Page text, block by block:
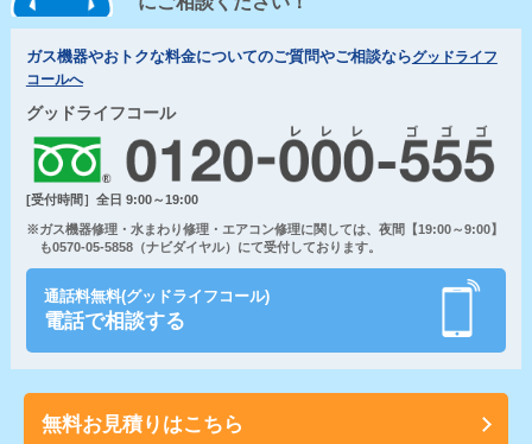
ガス機器やおトクな料金についてのご質問やご相談ならグッドライフ
コールへ
グッドライフコール
[受付時間］全日 9:00～19:00
※ガス機器修理・水まわり修理・エアコン修理に関しては、夜間【19:00～9:00】
も0570-05-5858（ナビダイヤル）にて受付しております。
通話料無料(グッドライフコール)
電話で相談する
無料お見積りはこちら